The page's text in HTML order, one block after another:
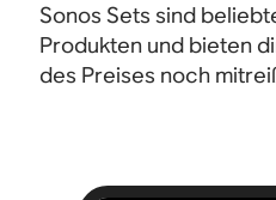
Sonos Sets sind
Produkten und bieten
des Preises noch